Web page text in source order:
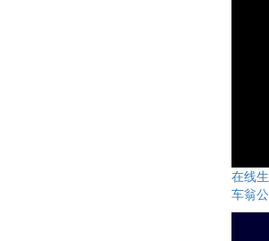
在线
车翁